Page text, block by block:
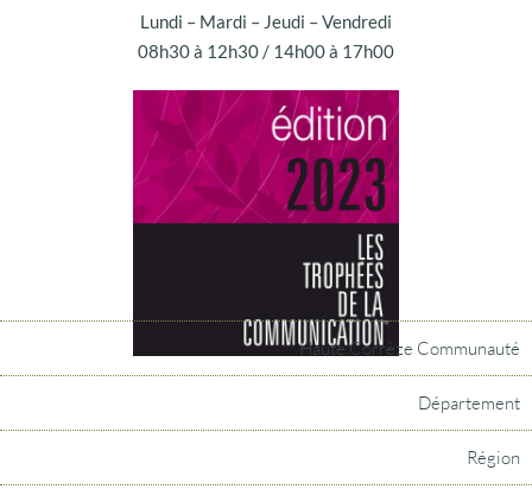
Lundi – Mardi – Jeudi – Vendredi
08h30 à 12h30 / 14h00 à 17h00
Haute Corrèze Communauté
Département
Région